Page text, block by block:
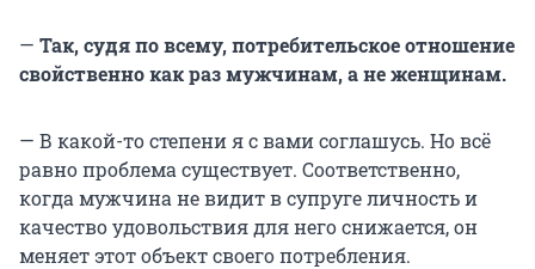
— Так, судя по всему, потребительское отношение
свойственно как раз мужчинам, а не женщинам.
— В какой-то степени я с вами соглашусь. Но всё
равно проблема существует. Соответственно,
когда мужчина не видит в супруге личность и
качество удовольствия для него снижается, он
меняет этот объект своего потребления.